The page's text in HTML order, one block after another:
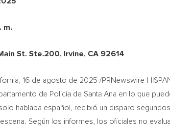
Ste.200, Irvine, CA 92614
16 de agosto de 2025 /PRNewswire-
de Policía de Santa Ana en lo que
hablaba español, recibió un disparo
Según los informes, los oficiales no